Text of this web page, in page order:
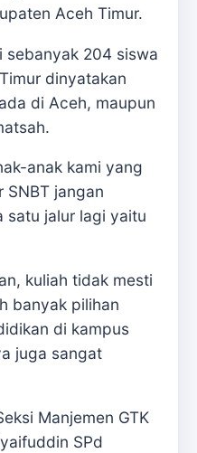
Aceh Timur.
sebanyak 204 siswa
dinyatakan
di Aceh, maupun
anak kami yang
SNBT jangan
satu jalur lagi yaitu
kuliah tidak mesti
banyak pilihan
di kampus
juga sangat
Manjemen GTK
SPd